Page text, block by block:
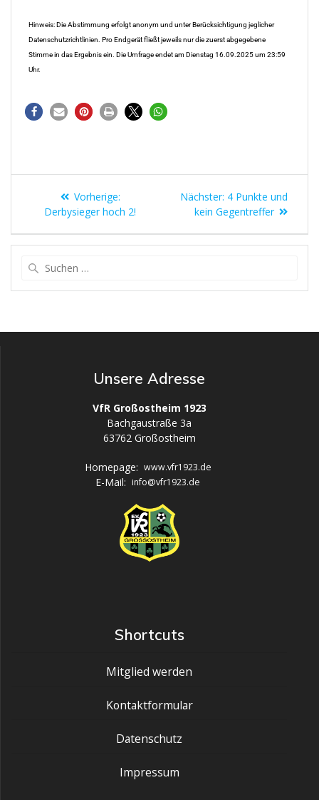
Hinweis: Die Abstimmung erfolgt anonym und unter Berücksichtigung jeglicher
Datenschutzrichtlinien. Pro Endgerät fließt jeweils nur die zuerst abgegebene
Stimme in das Ergebnis ein. Die Umfrage endet am Dienstag 16.09.2025 um 23:59
Uhr.
Vorherige:
Derbysieger hoch 2!
Nächster: 4 Punkte und
kein Gegentreffer
Unsere Adresse
VfR Großostheim 1923
Bachgaustraße 3a
63762 Großostheim
Homepage: www.vfr1923.de
E-Mail: info@vfr1923.de
Shortcuts
Mitglied werden
Kontaktformular
Datenschutz
Impressum